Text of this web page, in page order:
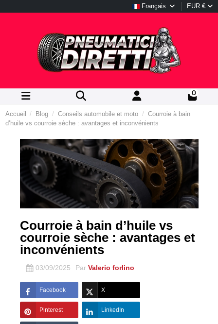
Français EUR €
0
Accueil Blog Conseils automobile et moto
Courroie à bain
d’huile vs courroie sèche : avantages et inconvénients
Courroie à bain d’huile vs
courroie sèche : avantages et
inconvénients
03/09/2025 Par Valerio forlino
Facebook X
Pinterest LinkedIn